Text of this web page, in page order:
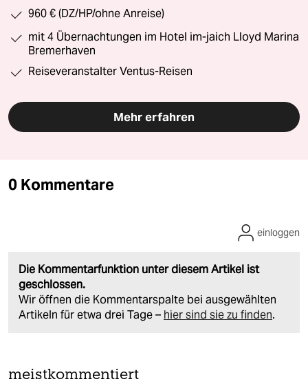
960 € (DZ/HP/ohne Anreise)
mit 4 Übernachtungen im Hotel im-jaich Lloyd Marina
Bremerhaven
Reiseveranstalter Ventus-Reisen
Mehr erfahren
0 Kommentare
Die Kommentarfunktion unter diesem Artikel ist
geschlossen.
Wir öffnen die Kommentarspalte bei ausgewählten
Artikeln für etwa drei Tage – hier sind sie zu finden.
einloggen
meistkommentiert